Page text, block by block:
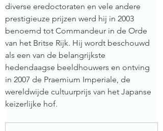
diverse eredoctoraten en vele andere
prestigieuze prijzen werd hij in 2003
benoemd tot Commandeur in de Orde
van het Britse Rijk. Hij wordt beschouwd
als een van de belangrijkste
hedendaagse beeldhouwers en ontving
in 2007 de Praemium Imperiale, de
wereldwijde cultuurprijs van het Japanse
keizerlijke hof.